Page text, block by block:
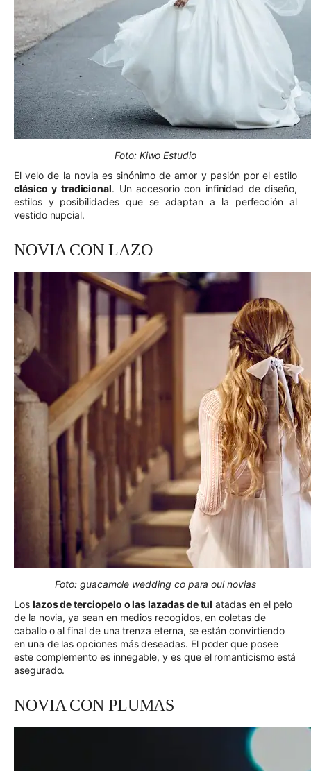
Foto: Kiwo Estudio
El velo de la novia es sinónimo de amor y pasión por el estilo
clásico y tradicional. Un accesorio con infinidad de diseño,
estilos y posibilidades que se adaptan a la perfección al
vestido nupcial.
NOVIA CON LAZO
Foto: guacamole wedding co para oui novias
Los lazos de terciopelo o las lazadas de tul atadas en el pelo
de la novia, ya sean en medios recogidos, en coletas de
caballo o al final de una trenza eterna, se están convirtiendo
en una de las opciones más deseadas. El poder que posee
este complemento es innegable, y es que el romanticismo está
asegurado.
NOVIA CON PLUMAS